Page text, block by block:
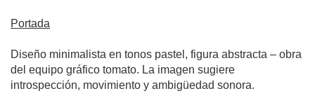
Portada
Diseño minimalista en tonos pastel, figura abstracta – obra
del equipo gráfico tomato. La imagen sugiere
introspección, movimiento y ambigüedad sonora.